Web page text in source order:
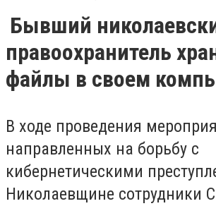
Бывший
правоохранитель
файлы в своем
В ходе проведения
направленных на борьбу с
кибернетическими
Николаевщине сотрудники